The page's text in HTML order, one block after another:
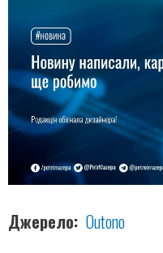
Джерело Outono